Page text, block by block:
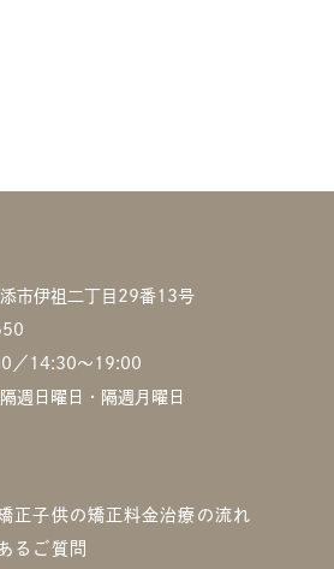
市伊祖二丁目29番13号
／14:30〜19:00
週日曜日・隔週月曜日
正子供の矯正料金治療の流れ
るご質問